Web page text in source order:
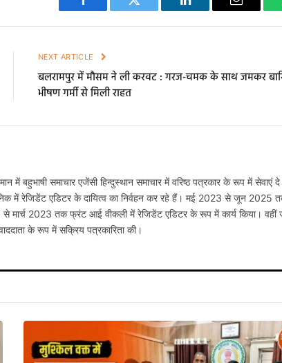
Facebook Twitter LinkedIn Email
NEXT ARTICLE
बलरामपुर में मौसम ने ली करवट : गरज-चमक के साथ जमकर
भीषण गर्मी से मिली राहत
में बहुभाषी समाचार एजेंसी हिन्दुस्थान समाचार में वरिष्ठ पत्रकार के रूप में सेवाएं
में रेजिडेंट एडिटर के दायित्व का निर्वहन कर रहे हैं। मई 2023 से जून 2025
मार्च 2023 तक फ्रंट आई वीकली में रेजिडेंट एडिटर के रूप में कार्य किया। वहीं
के रूप में सक्रिय पत्रकारिता की।